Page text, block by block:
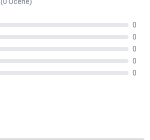
(0 Ocene)
0
0
0
0
0